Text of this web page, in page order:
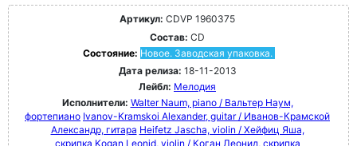
Артикул: CDVP 1960375
Состав: CD
Состояние: Новое. Заводская упаковка.
Дата релиза: 18-11-2013
Лейбл: Мелодия
Исполнители: Walter Naum, piano / Вальтер Наум,
фортепиано Ivanov-Kramskoi Alexander, guitar / Иванов-Крамской
Александр, гитара Heifetz Jascha, violin / Хейфиц Яша,
скрипка Kogan Leonid, violin / Коган Леонид, скрипка